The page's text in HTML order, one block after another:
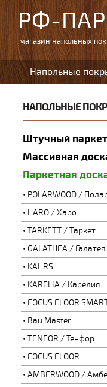
РФ-
магазин напольных
Напольные
НАПОЛЬНЫЕ
Штучный паркет
Массивная
Паркетная
POLARWOOD /
HARO / Харо
TARKETT / Таркет
GALATHEA / Галатея
KAHRS
KARELIA / Карелия
FOCUS FLOOR
Bau Master
TENFOR / Тенфор
FOCUS FLOOR
AMBERWOOD /